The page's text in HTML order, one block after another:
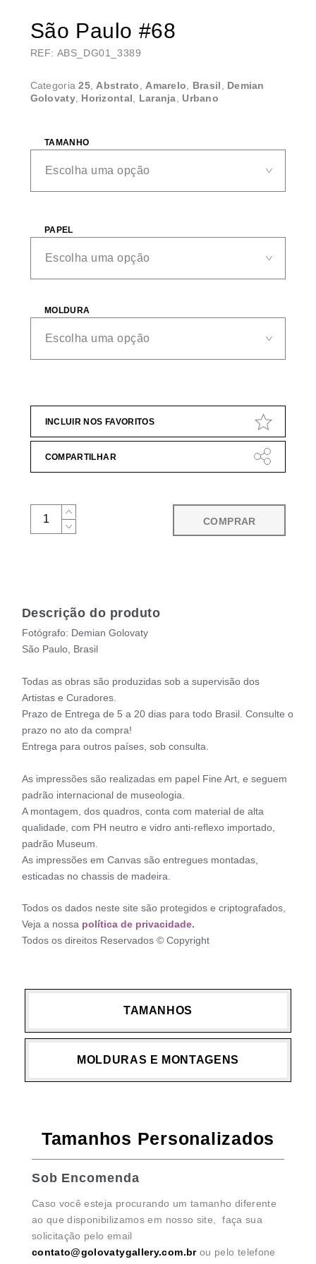
São Paulo #68
REF: ABS_DG01_3389
Categoria25, Abstrato Amarelo Brasil
Demian
Golovaty, Horizontal Laranja Urbano
TAMANHO
PAPEL
MOLDURA
INCLUIR NOS FAVORITOS
COMPARTILHAR
COMPRAR
Descrição do produto
Fotógrafo: Demian Golovaty
São Paulo, Brasil
Todas as obras são produzidas sob a supervisão dos
Artistas e Curadores.
Prazo de Entrega de 5 a 20 dias para todo Brasil. Consulte o
prazo no ato da compra!
Entrega para outros países, sob consulta.
As impressões são realizadas em papel Fine Art, e seguem
padrão internacional de museologia.
A montagem, dos quadros, conta com material de alta
qualidade, com PH neutro e vidro anti-reflexo importado,
padrão Museum.
As impressões em Canvas são entregues montadas,
esticadas no chassis de madeira.
Todos os dados neste site são protegidos e criptografados,
Veja a nossa política de privacidade.
Todos os direitos Reservados © Copyright
TAMANHOS
MOLDURAS E MONTAGENS
Tamanhos Personalizados
Sob Encomenda
Caso você esteja procurando um tamanho diferente
ao que disponibilizamos em nosso site, faça sua
solicitação pelo email
contato@golovatygallery.com.brou pelo telefone